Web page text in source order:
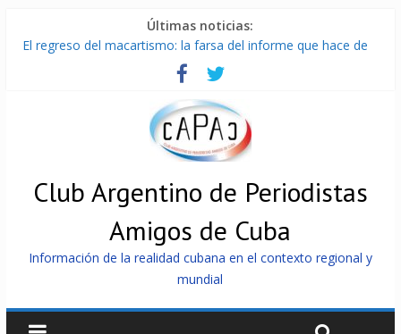
Últimas noticias:
El regreso del macartismo: la farsa del informe que hace de
Milei firmó memorándum con EE.UU sin informarlo
China presenta robots que pueden razonar, moverse y asistir
La Habana avanza en reconexión tras nuevo apagón
Más de 7 000 contenedores impedidos de llegar a Cuba
Club Argentino de Periodistas
Amigos de Cuba
Información de la realidad cubana en el contexto regional y
mundial